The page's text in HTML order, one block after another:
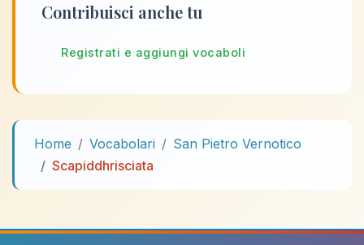
Contribuisci anche tu
Registrati e aggiungi vocaboli
Home Vocabolari
San Pietro Vernotico
Scapiddhrisciata